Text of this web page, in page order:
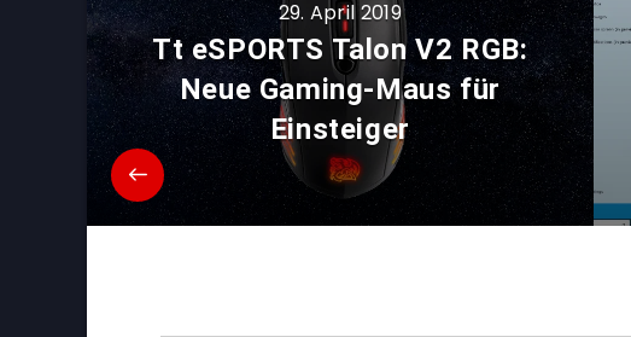
29. April 2019
Tt eSPORTS Talon V2 RGB:
Neue Gaming-Maus für
Einsteiger